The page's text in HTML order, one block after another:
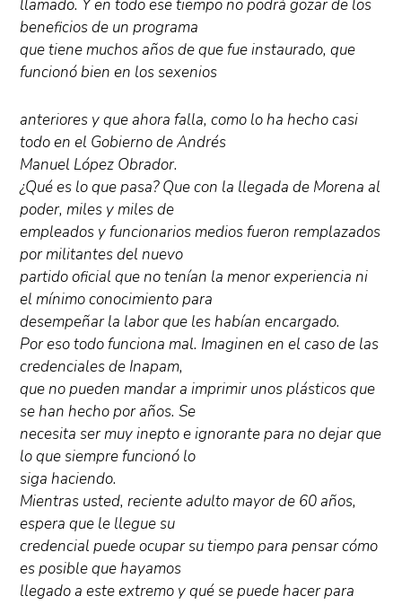
llamado. Y en todo ese tiempo no podrá gozar de los
beneficios de un programa
que tiene muchos años de que fue instaurado, que
funcionó bien en los sexenios
anteriores y que ahora falla, como lo ha hecho casi
todo en el Gobierno de Andrés
Manuel López Obrador.
¿Qué es lo que pasa? Que con la llegada de Morena al
poder, miles y miles de
empleados y funcionarios medios fueron remplazados
por militantes del nuevo
partido oficial que no tenían la menor experiencia ni
el mínimo conocimiento para
desempeñar la labor que les habían encargado.
Por eso todo funciona mal. Imaginen en el caso de las
credenciales de Inapam,
que no pueden mandar a imprimir unos plásticos que
se han hecho por años. Se
necesita ser muy inepto e ignorante para no dejar que
lo que siempre funcionó lo
siga haciendo.
Mientras usted, reciente adulto mayor de 60 años,
espera que le llegue su
credencial puede ocupar su tiempo para pensar cómo
es posible que hayamos
llegado a este extremo y qué se puede hacer para